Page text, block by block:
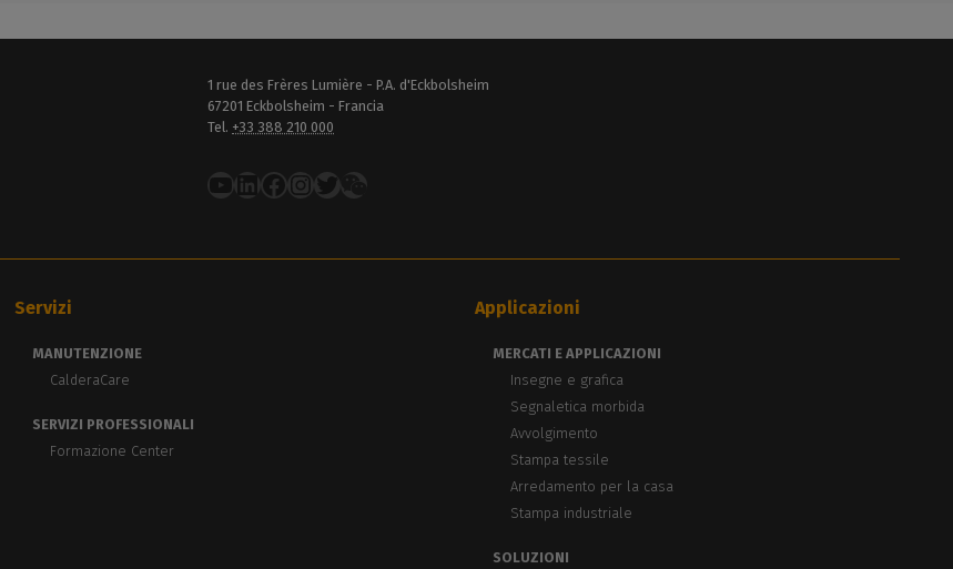
1 rue des Frères Lumière - P.A. d'Eckbolsheim
67201 Eckbolsheim - Francia
Tel. +33 388 210 000
YouTube
LinkedIn
Facebook
Instagram
Twitter
Servizi
MANUTENZIONE
CalderaCare
SERVIZI PROFESSIONALI
Formazione Center
Applicazioni
MERCATI E APPLICAZIONI
Insegne e grafica
Segnaletica morbida
Avvolgimento
Stampa tessile
Arredamento per la casa
Stampa industriale
SOLUZIONI